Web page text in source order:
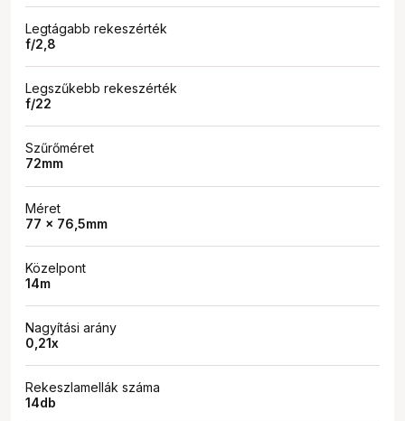
Legtágabb rekeszérték
f/2,8
Legszűkebb rekeszérték
f/22
Szűrőméret
72mm
Méret
77 x 76,5mm
Közelpont
14m
Nagyítási arány
0,21x
Rekeszlamellák száma
14db